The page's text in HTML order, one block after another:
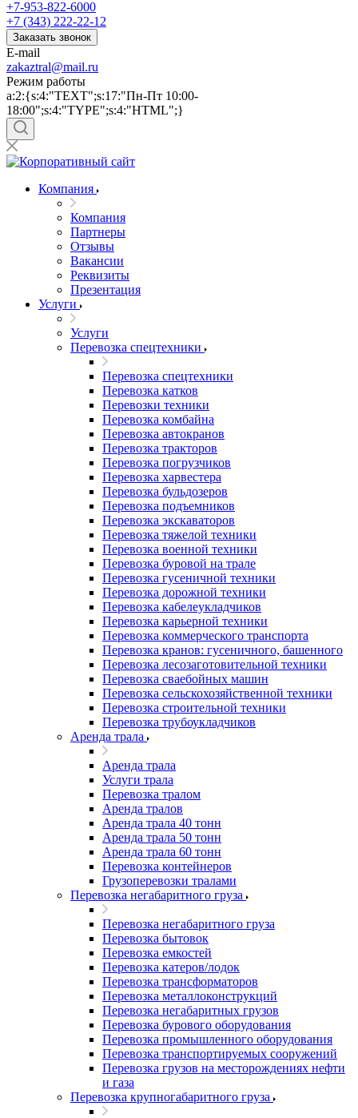
+7-953-822-6000
+7 (343) 222-22-12
Заказать звонок
E-mail
zakaztral@mail.ru
Режим работы
a:2:{s:4:"TEXT";s:17:"Пн-Пт 10:00-
18:00";s:4:"TYPE";s:4:"HTML";}
Компания
Компания
Партнеры
Отзывы
Вакансии
Реквизиты
Презентация
Услуги
Услуги
Перевозка спецтехники
Перевозка спецтехники
Перевозка катков
Перевозки техники
Перевозка комбайна
Перевозка автокранов
Перевозка тракторов
Перевозка погрузчиков
Перевозка харвестера
Перевозка бульдозеров
Перевозка подъемников
Перевозка экскаваторов
Перевозка тяжелой техники
Перевозка военной техники
Перевозка буровой на трале
Перевозка гусеничной техники
Перевозка дорожной техники
Перевозка кабелеукладчиков
Перевозка карьерной техники
Перевозка коммерческого транспорта
Перевозка кранов: гусеничного, башенного
Перевозка лесозаготовительной техники
Перевозка сваебойных машин
Перевозка сельскохозяйственной техники
Перевозка строительной техники
Перевозка трубоукладчиков
Аренда трала
Аренда трала
Услуги трала
Перевозка тралом
Аренда тралов
Аренда трала 40 тонн
Аренда трала 50 тонн
Аренда трала 60 тонн
Перевозка контейнеров
Грузоперевозки тралами
Перевозка негабаритного груза
Перевозка негабаритного груза
Перевозка бытовок
Перевозка емкостей
Перевозка катеров/лодок
Перевозка трансформаторов
Перевозка металлоконструкций
Перевозка негабаритных грузов
Перевозка бурового оборудования
Перевозка промышленного оборудования
Перевозка транспортируемых сооружений
Перевозка грузов на месторождениях нефти
и газа
Перевозка крупногабаритного груза